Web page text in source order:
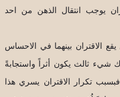
يوجب انتقال الذهن من احد
الاقتران بينهما في الاحساس
شيء ثالث يكون أثراً واستجابةً
فبسبب تكرار الاقتران يسري هذا